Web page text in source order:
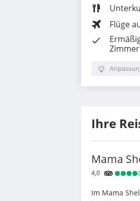
Flüge
Ihre
Mama
4,0
Im Mama